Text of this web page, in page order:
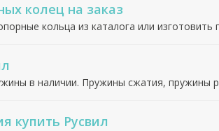
колец на заказ
кольца из каталога или
в наличии. Пружины сжатия,
купить Русвил